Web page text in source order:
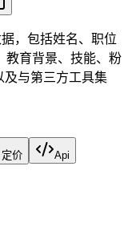
，包括姓名、职位
教育背景、技能、粉
及与第三方工具集
定价 Api